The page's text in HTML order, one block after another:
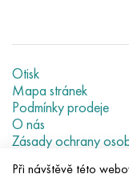
Otisk
Mapa stránek
Podmínky prodeje
O nás
Zásady ochrany
Při návštěvě této